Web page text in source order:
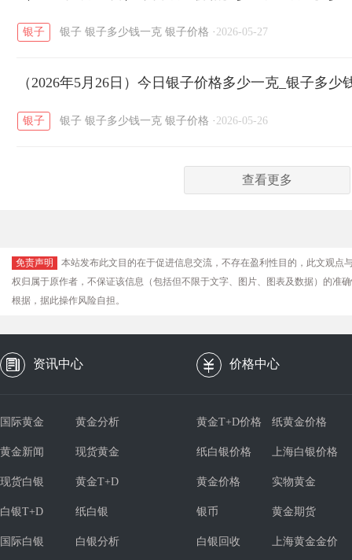
银子 银子 银子多少钱一克 银子价格 · 2026-05-27
（2026年5月26日）今日银子价格多少一克_银子多少
银子 银子 银子多少钱一克 银子价格 · 2026-05-26
查看更多
免责声明
本站发布此文目的在于促进信息交流，不存在盈利性目的，此文观
权归属于原作者，不保证该信息（包括但不限于文字、图片、图表及数据）的准
根据，据此操作风险自担。
资讯中心 价格中心
国际黄金 黄金分析
黄金新闻 现货黄金
现货白银 黄金T+D
白银T+D 纸白银
国际白银 白银分析
黄金T+D价格 纸黄金价格
纸白银价格 上海白银价格
黄金价格 实物黄金
银币 黄金期货
白银回收 上海黄金金价